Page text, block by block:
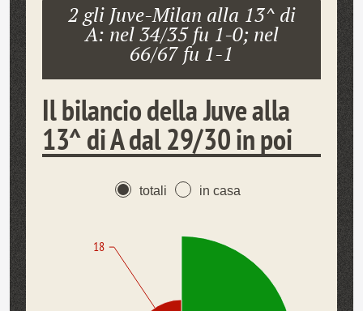
2 gli Juve-Milan alla 13^ di
A: nel 34/35 fu 1-0; nel
66/67 fu 1-1
Il bilancio della Juve alla
13^ di A dal 29/30 in poi
totali in casa
18